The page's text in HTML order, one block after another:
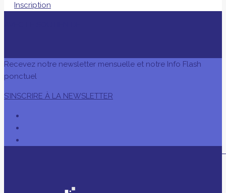
Inscription
Recevez notre newsletter mensuelle et notre Info Flash
ponctuel
S’INSCRIRE À LA NEWSLETTER